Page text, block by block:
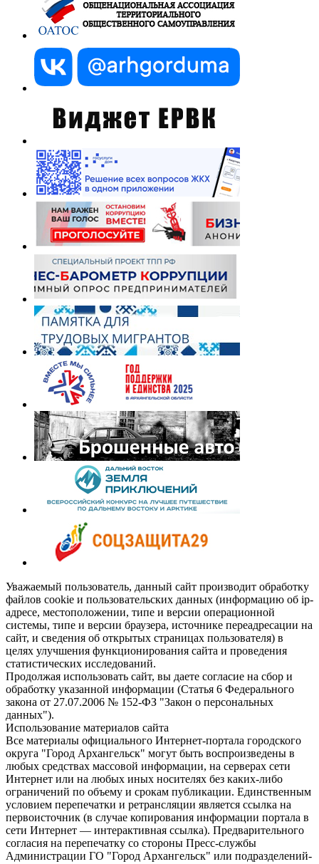
Уважаемый пользователь, данный сайт производит обработку
файлов cookie и пользовательских данных (информацию об ip-
адресе, местоположении, типе и версии операционной
системы, типе и версии браузера, источнике переадресации на
сайт, и сведения об открытых страницах пользователя) в
целях улучшения функционирования сайта и проведения
статистических исследований.
Продолжая использовать сайт, вы даете согласие на сбор и
обработку указанной информации (Статья 6 Федерального
закона от 27.07.2006 № 152-ФЗ "Закон о персональных
данных").
Использование материалов сайта
Все материалы официального Интернет-портала городского
округа "Город Архангельск" могут быть воспроизведены в
любых средствах массовой информации, на серверах сети
Интернет или на любых иных носителях без каких-либо
ограничений по объему и срокам публикации. Единственным
условием перепечатки и ретрансляции является ссылка на
первоисточник (в случае копирования информации портала в
сети Интернет — интерактивная ссылка). Предварительного
согласия на перепечатку со стороны Пресс-службы
Администрации ГО "Город Архангельск" или подразделений-